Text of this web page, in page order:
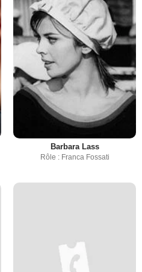
Barbara Lass
Rôle : Franca Fossati